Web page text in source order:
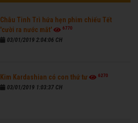
Châu Tinh Trì hứa hẹn phim chiếu Tết
'cười ra nước mắt'
6770
03/01/2019 2:04:06 CH
Kim Kardashian có con thứ tư 6270
03/01/2019 1:03:37 CH